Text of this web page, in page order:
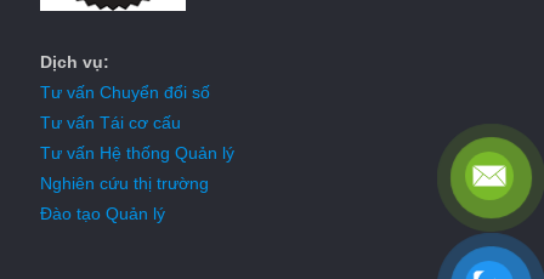
Dịch vụ:
Tư vấn Chuyển đổi số
Tư vấn Tái cơ cấu
Tư vấn Hệ thống Quản lý
Nghiên cứu thị trường
Đào tạo Quản lý